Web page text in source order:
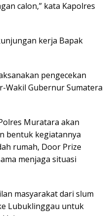
calon,” kata Kapolres
kerja Bapak
pengecekan
Wakil Gubernur Sumatera
Muratara akan
bentuk kegiatannya
rumah, Door Prize
menjaga situasi
masyarakat dari slum
Lubuklinggau untuk